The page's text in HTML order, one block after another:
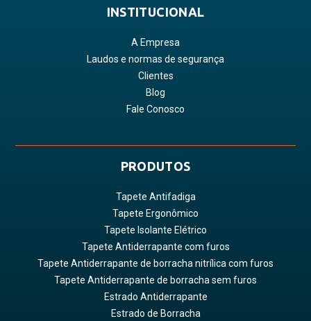
INSTITUCIONAL
A Empresa
Laudos e normas de segurança
Clientes
Blog
Fale Conosco
PRODUTOS
Tapete Antifadiga
Tapete Ergonômico
Tapete Isolante Elétrico
Tapete Antiderrapante com furos
Tapete Antiderrapante de borracha nitrílica com furos
Tapete Antiderrapante de borracha sem furos
Estrado Antiderrapante
Estrado de Borracha